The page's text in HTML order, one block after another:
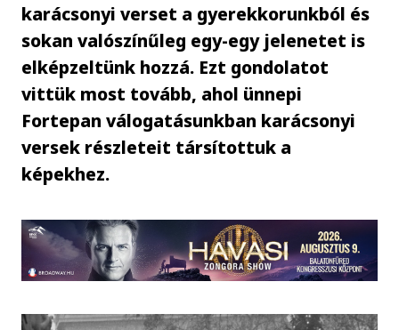
karácsonyi verset a gyerekkorunkból és
sokan valószínűleg egy-egy jelenetet is
elképzeltünk hozzá. Ezt gondolatot
vittük most tovább, ahol ünnepi
Fortepan válogatásunkban karácsonyi
versek részleteit társítottuk a
képekhez.